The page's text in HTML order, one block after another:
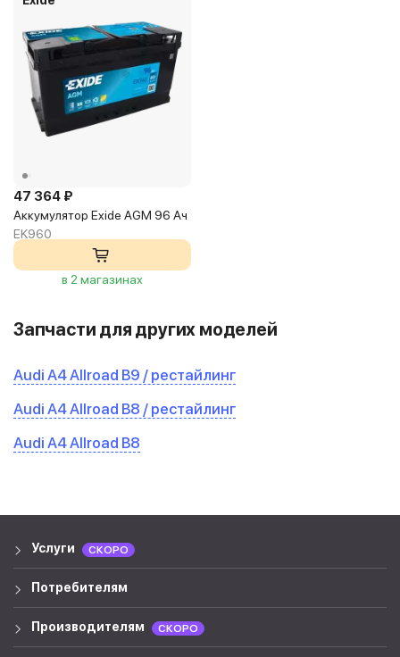
47 364 ₽
Аккумулятор Exide AGM 96 Ач
EK960
в 2 магазинах
Запчасти для других моделей
Audi A4 Allroad B9 / рестайлинг
Audi A4 Allroad B8 / рестайлинг
Audi A4 Allroad B8
Услуги СКОРО
Потребителям
Производителям СКОРО